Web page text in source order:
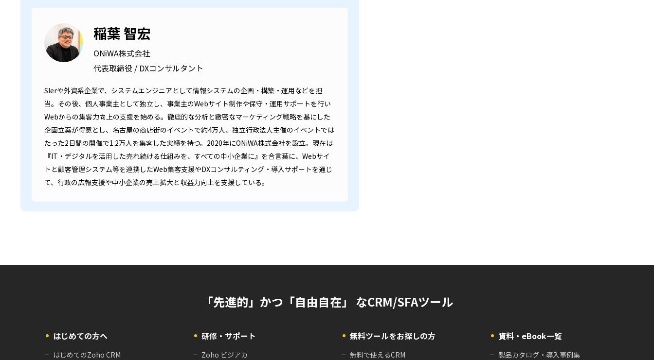
稲葉 智宏
ONiWA株式会社
代表取締役 / DXコンサルタント
Slerや外資系企業で、システムエンジニアとして情報システムの企画・構築・運用などを担
当。その後、個人事業主として独立し、事業主のWebサイト制作や保守・運用サポートを行い
Webからの集客力向上の支援を始める。徹底的な分析と緻密なマーケティング戦略を基にした
企画立案が得意とし、名古屋の商店街のイベントで約4万人、独立行政法人主催のイベントでは
たった2日間の開催で1.2万人を集客した実績を持つ。2020年にONiWA株式会社を設立。現在は
『IT・デジタルを活用した売れ続ける仕組みを、すべての中小企業に』を合言葉に、Webサイ
トと顧客管理システム等を連携したWeb集客支援やDXコンサルティング・導入サポートを通じ
て、行政の広報支援や中小企業の売上拡大と収益力向上を支援している。
「先進的」かつ「自由自在」 なCRM/SFAツール
はじめての方へ
はじめてのZoho CRM
研修・サポート
Zoho ビジアカ
無料ツールをお探しの方
無料で使えるCRM
資料・eBook一覧
製品カタログ・導入事例集